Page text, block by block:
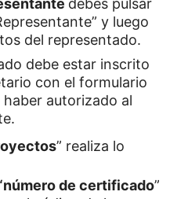
debes pulsar
y luego
del representado.
debe estar inscrito
con el formulario
autorizado al
” realiza lo
de certificado”